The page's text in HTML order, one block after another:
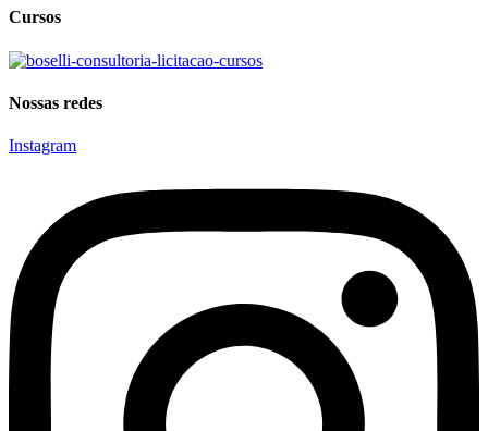
Cursos
Nossas redes
Instagram